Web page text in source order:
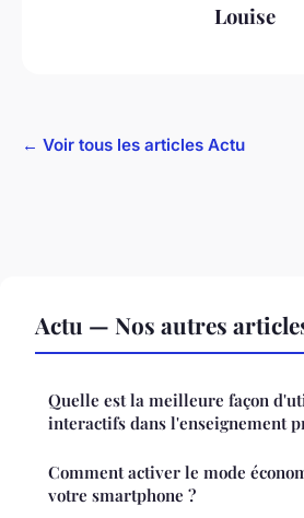
Louise
← Voir tous les articles Actu
Actu — Nos autres
Quelle est la meilleure façon
interactifs dans l'enseignement
Comment activer le mode
votre smartphone ?